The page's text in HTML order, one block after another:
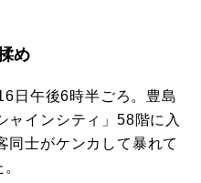
め
日午後6時半ごろ。豊島
ャインシティ」58階に入
同士がケンカして暴れて